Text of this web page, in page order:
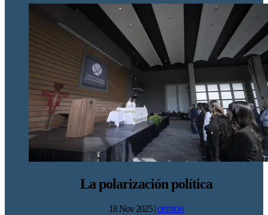
La polarización política
18 Nov 2025| OPINIÓN